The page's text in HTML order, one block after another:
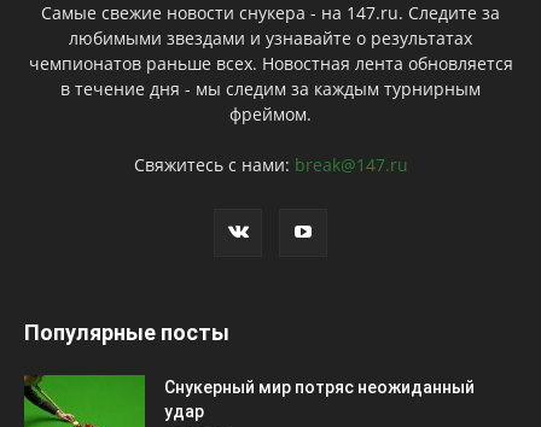
Самые свежие новости снукера - на 147.ru. Следите за
любимыми звездами и узнавайте о результатах
чемпионатов раньше всех. Новостная лента обновляется
в течение дня - мы следим за каждым турнирным
фреймом.
Свяжитесь с нами: break@147.ru
Популярные посты
Снукерный мир потряс неожиданный
удар